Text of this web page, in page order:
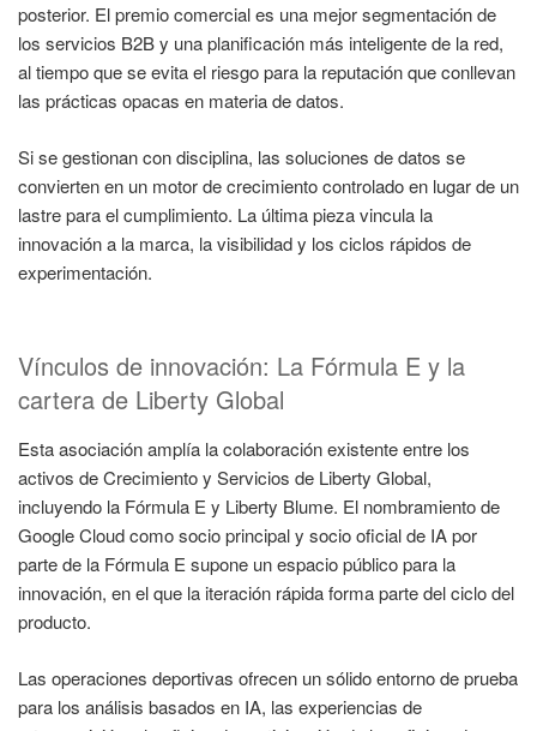
posterior. El premio comercial es una mejor segmentación de
los servicios B2B y una planificación más inteligente de la red,
al tiempo que se evita el riesgo para la reputación que conllevan
las prácticas opacas en materia de datos.
Si se gestionan con disciplina, las soluciones de datos se
convierten en un motor de crecimiento controlado en lugar de un
lastre para el cumplimiento. La última pieza vincula la
innovación a la marca, la visibilidad y los ciclos rápidos de
experimentación.
Vínculos de innovación: La Fórmula E y la
cartera de Liberty Global
Esta asociación amplía la colaboración existente entre los
activos de Crecimiento y Servicios de Liberty Global,
incluyendo la Fórmula E y Liberty Blume. El nombramiento de
Google Cloud como socio principal y socio oficial de IA por
parte de la Fórmula E supone un espacio público para la
innovación, en el que la iteración rápida forma parte del ciclo del
producto.
Las operaciones deportivas ofrecen un sólido entorno de prueba
para los análisis basados en IA, las experiencias de